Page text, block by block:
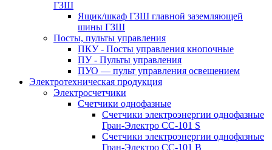
ГЗШ
Ящик/шкаф ГЗШ главной заземляющей
шины ГЗШ
Посты, пульты управления
ПКУ - Посты управления кнопочные
ПУ - Пульты управления
ПУО — пульт управления освещением
Электротехническая продукция
Электросчетчики
Счетчики однофазные
Счетчики электроэнергии однофазные
Гран-Электро СС-101 S
Счетчики электроэнергии однофазные
Гран-Электро СС-101 B